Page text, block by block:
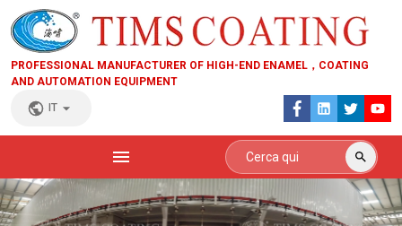
PROFESSIONAL MANUFACTURER OF HIGH-END ENAMEL，COATING
AND AUTOMATION EQUIPMENT
IT